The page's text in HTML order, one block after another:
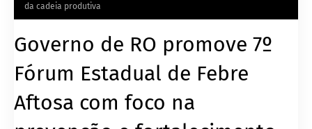
da cadeia produtiva
Governo de RO promove 7º
Fórum Estadual de Febre
Aftosa com foco na